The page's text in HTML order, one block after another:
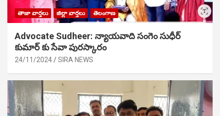
తాజా వార్తలు జిల్లా వార్తలు తెలంగాణ
Advocate Sudheer: న్యాయవాది సంగెం సుధీర్
కుమార్ కు సేవా పురస్కారం
24/11/2024 SIRA NEWS